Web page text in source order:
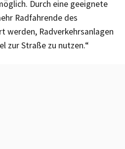
Durch eine geeignete
Radfahrende des
werden, Radverkehrsanlagen
zur Straße zu nutzen.“